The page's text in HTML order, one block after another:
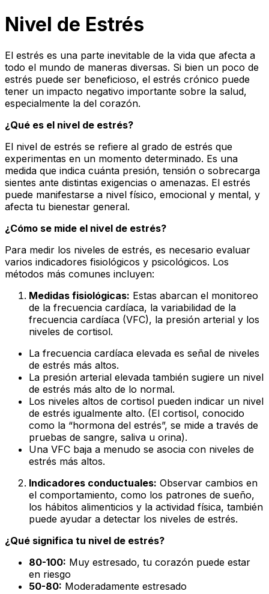
Nivel de Estrés
El estrés es una parte inevitable de la vida que afecta a
todo el mundo de maneras diversas. Si bien un poco de
estrés puede ser beneficioso, el estrés crónico puede
tener un impacto negativo importante sobre la salud,
especialmente la del corazón.
¿Qué es el nivel de estrés?
El nivel de estrés se refiere al grado de estrés que
experimentas en un momento determinado. Es una
medida que indica cuánta presión, tensión o sobrecarga
sientes ante distintas exigencias o amenazas. El estrés
puede manifestarse a nivel físico, emocional y mental, y
afecta tu bienestar general.
¿Cómo se mide el nivel de estrés?
Para medir los niveles de estrés, es necesario evaluar
varios indicadores fisiológicos y psicológicos. Los
métodos más comunes incluyen:
Medidas fisiológicas: Estas abarcan el monitoreo
de la frecuencia cardíaca, la variabilidad de la
frecuencia cardíaca (VFC), la presión arterial y los
niveles de cortisol.
La frecuencia cardíaca elevada es señal de niveles
de estrés más altos.
La presión arterial elevada también sugiere un nivel
de estrés más alto de lo normal.
Los niveles altos de cortisol pueden indicar un nivel
de estrés igualmente alto. (El cortisol, conocido
como la “hormona del estrés”, se mide a través de
pruebas de sangre, saliva u orina).
Una VFC baja a menudo se asocia con niveles de
estrés más altos.
Indicadores conductuales: Observar cambios en
el comportamiento, como los patrones de sueño,
los hábitos alimenticios y la actividad física, también
puede ayudar a detectar los niveles de estrés.
¿Qué significa tu nivel de estrés?
80-100: Muy estresado, tu corazón puede estar
en riesgo
50-80: Moderadamente estresado